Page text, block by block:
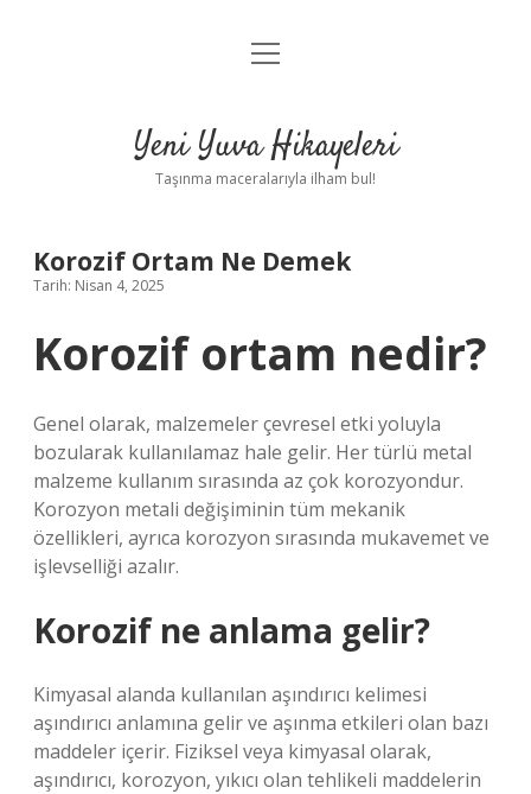
Anasayfa
Yasal Uyarı
menüyü
Yeni Yuva Hikayeleri
Taşınma maceralarıyla ilham bul!
Korozif Ortam Ne Demek
Tarih: Nisan 4, 2025
Korozif ortam nedir?
Genel olarak, malzemeler çevresel etki yoluyla
bozularak kullanılamaz hale gelir. Her türlü metal
malzeme kullanım sırasında az çok korozyondur.
Korozyon metali değişiminin tüm mekanik
özellikleri, ayrıca korozyon sırasında mukavemet ve
işlevselliği azalır.
Korozif ne anlama gelir?
Kimyasal alanda kullanılan aşındırıcı kelimesi
aşındırıcı anlamına gelir ve aşınma etkileri olan bazı
maddeler içerir. Fiziksel veya kimyasal olarak,
aşındırıcı, korozyon, yıkıcı olan tehlikeli maddelerin